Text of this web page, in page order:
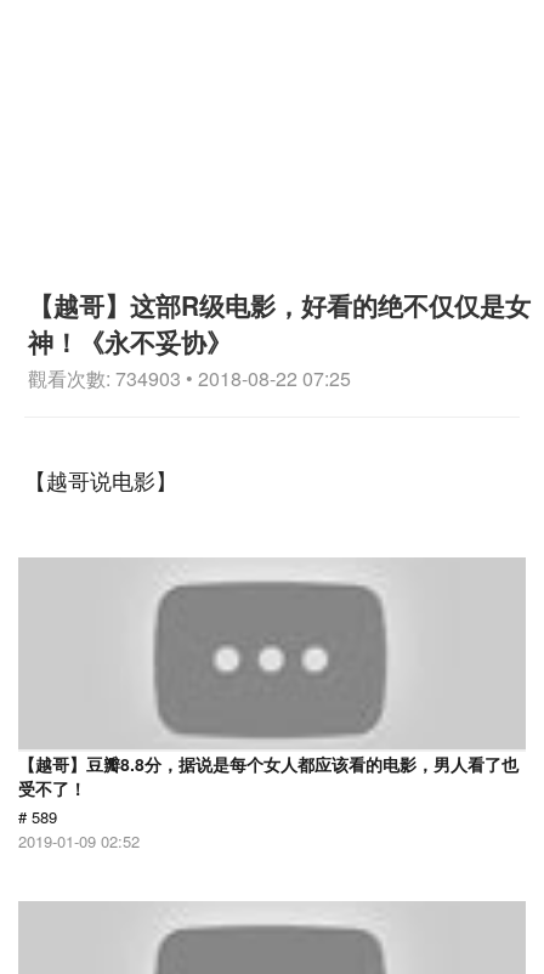
【越哥】这部R级电影，好看的绝不仅仅是女
神！《永不妥协》
觀看次數: 734903 • 2018-08-22 07:25
【越哥说电影】
【越哥】豆瓣8.8分，据说是每个女人都应该看的电影，男人看了也
受不了！
# 589
2019-01-09 02:52